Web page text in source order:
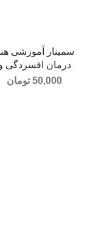
سمینار آموزشی
درمان افسردگی
خشنودی در عصر
50,000 تومان